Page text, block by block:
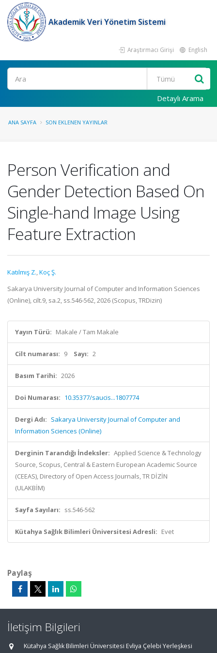
Akademik Veri Yönetim Sistemi
Araştırmacı Girişi English
Ara
Detaylı Arama
ANA SAYFA SON EKLENEN YAYINLAR
Person Verification and
Gender Detection Based On
Single-hand Image Using
Feature Extraction
Katılmış Z.,Koç Ş.
Sakarya University Journal of Computer and Information Sciences
(Online), cilt.9, sa.2, ss.546-562, 2026 (Scopus, TRDizin)
Yayın Türü: Makale / Tam Makale
Cilt numarası: 9 Sayı: 2
Basım Tarihi: 2026
Doi Numarası: 10.35377/saucis...1807774
Dergi Adı: Sakarya University Journal of Computer and
Information Sciences (Online)
Derginin Tarandığı İndeksler: Applied Science & Technology
Source, Scopus, Central & Eastern European Academic Source
(CEEAS), Directory of Open Access Journals, TR DİZİN
(ULAKBİM)
Sayfa Sayıları: ss.546-562
Kütahya Sağlık Bilimleri Üniversitesi Adresli: Evet
Paylaş
İletişim Bilgileri
Kütahya Sağlık Bilimleri Üniversitesi Evliya Çelebi Yerleşkesi